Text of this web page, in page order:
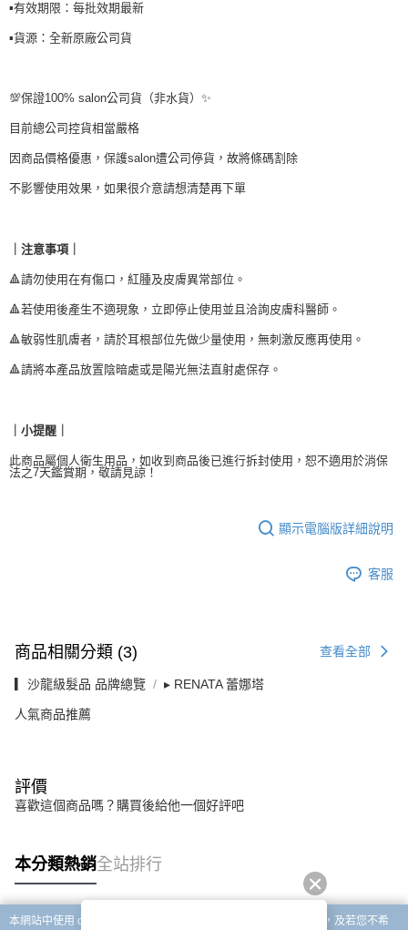
▪️有效期限：每批效期最新
▪️貨源：全新原廠公司貨
💯保證100% salon公司貨（非水貨）✨
目前總公司控貨相當嚴格
因商品價格優惠，保護salon遭公司停貨，故將條碼割除
不影響使用效果，如果很介意請想清楚再下單
｜注意事項｜
🔺請勿使用在有傷口，紅腫及皮膚異常部位。
🔺若使用後產生不適現象，立即停止使用並且洽詢皮膚科醫師。
🔺敏弱性肌膚者，請於耳根部位先做少量使用，無刺激反應再使用。
🔺請將本產品放置陰暗處或是陽光無法直射處保存。
｜小提醒｜
此商品屬個人衛生用品，如收到商品後已進行拆封使用，恕不適用於消保
法之7天鑑賞期，敬請見諒！
顯示電腦版詳細說明
客服
商品相關分類 (3) 查看全部
▎沙龍級髮品 品牌總覽 ▸ RENATA 蕾娜塔
人氣商品推薦
評價
喜歡這個商品嗎？購買後給他一個好評吧
本分類熱銷全站排行
本網站中使用 cookie，欲查詢有關本網站使用 cookie 方式之詳情，及若您不希